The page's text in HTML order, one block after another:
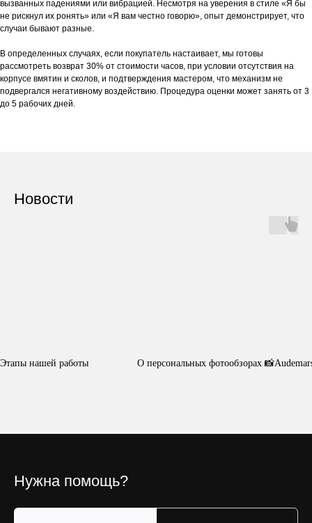
вызванных падениями или вибрацией. Несмотря на уверения в стиле «Я бы
не рискнул их ронять» или «Я вам честно говорю», опыт демонстрирует, что
случаи бывают разные.
В определенных случаях, если покупатель настаивает, мы готовы
рассмотреть возврат 30% от стоимости часов, при условии отсутствия на
корпусе вмятин и сколов, и подтверждения мастером, что механизм не
подвергался негативному воздействию. Процедура оценки может занять от 3
до 5 рабочих дней.
Новости
Этапы нашей работы О персональных фотообзорах 📸
Нужна помощь?